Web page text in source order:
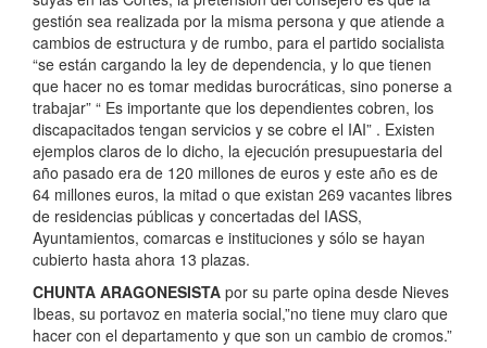
gestión sea realizada por la misma persona y que atiende a
cambios de estructura y de rumbo, para el partido socialista
“se están cargando la ley de dependencia, y lo que tienen
que hacer no es tomar medidas burocráticas, sino ponerse a
trabajar” “ Es importante que los dependientes cobren, los
discapacitados tengan servicios y se cobre el IAI” . Existen
ejemplos claros de lo dicho, la ejecución presupuestaria del
año pasado era de 120 millones de euros y este año es de
64 millones euros, la mitad o que existan 269 vacantes libres
de residencias públicas y concertadas del IASS,
Ayuntamientos, comarcas e instituciones y sólo se hayan
cubierto hasta ahora 13 plazas.
CHUNTA ARAGONESISTA por su parte opina desde Nieves
Ibeas, su portavoz en materia social,”no tiene muy claro que
hacer con el departamento y que son un cambio de cromos.”